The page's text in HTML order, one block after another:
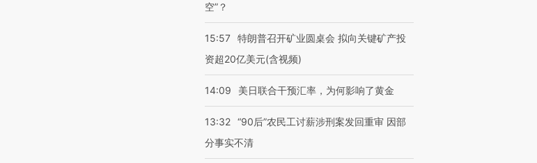
空”？
15:57 特朗普召开矿业圆桌会 拟向关键矿产投
资超20亿美元(含视频)
14:09 美日联合干预汇率，为何影响了黄金
13:32 “90后”农民工讨薪涉刑案发回重审 因部
分事实不清